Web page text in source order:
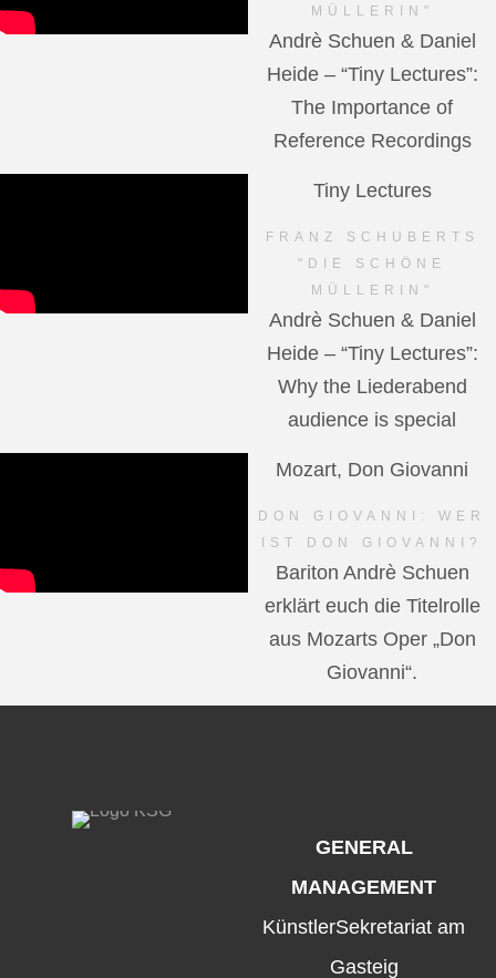
MÜLLERIN"
Andrè Schuen & Daniel
Heide – “Tiny Lectures”:
The Importance of
Reference Recordings
Tiny Lectures
FRANZ SCHUBERTS
"DIE SCHÖNE
MÜLLERIN"
Andrè Schuen & Daniel
Heide – “Tiny Lectures”:
Why the Liederabend
audience is special
Mozart, Don Giovanni
DON GIOVANNI: WER
IST DON GIOVANNI?
Bariton Andrè Schuen
erklärt euch die Titelrolle
aus Mozarts Oper „Don
Giovanni“.
GENERAL
MANAGEMENT
KünstlerSekretariat am
Gasteig